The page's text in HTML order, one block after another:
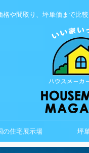
や間取り、坪単価まで比
の住宅展示場 坪